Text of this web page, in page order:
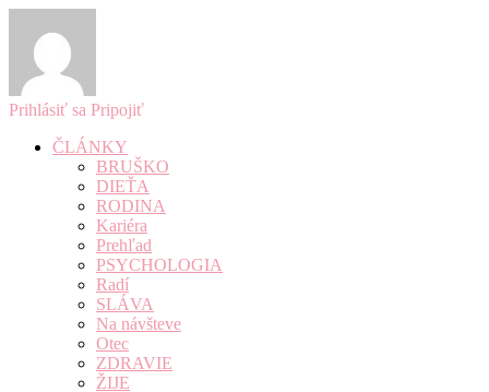
Prihlásiť sa Pripojiť
ČLÁNKY
BRUŠKO
DIEŤA
RODINA
Kariéra
Prehľad
PSYCHOLOGIA
Radí
SLÁVA
Na návšteve
Otec
ZDRAVIE
ŽIJE